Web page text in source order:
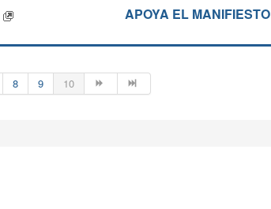
APOYA EL MANIFIESTO
8 9 10